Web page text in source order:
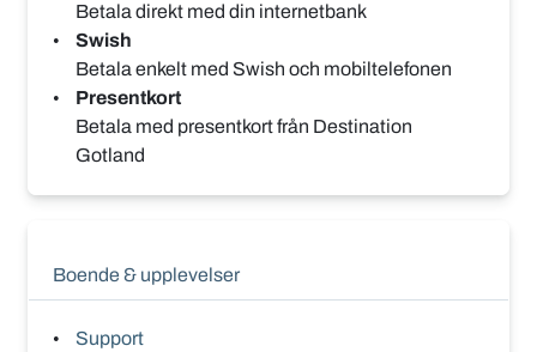
Betala direkt med din internetbank
Swish
Betala enkelt med Swish och mobiltelefonen
Presentkort
Betala med presentkort från Destination
Gotland
Boende & upplevelser
Support